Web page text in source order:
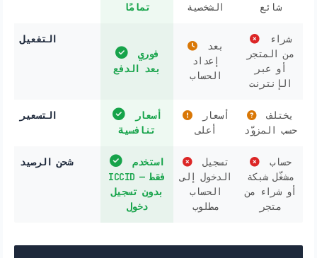
تمامًا
الشخصية
شائع
التفعيل
بعد الدفع
إعداد
الحساب
من المتجر
أو عبر
الإنترنت
التسعير
تنافسية
أعلى
يختلف
حسب المزوّد
شحن الرصيد
ICCID فقط —
بدون تسجيل
دخول
الدخول إلى
الحساب
مطلوب
مشغّل شبكة
أو شراء من
متجر